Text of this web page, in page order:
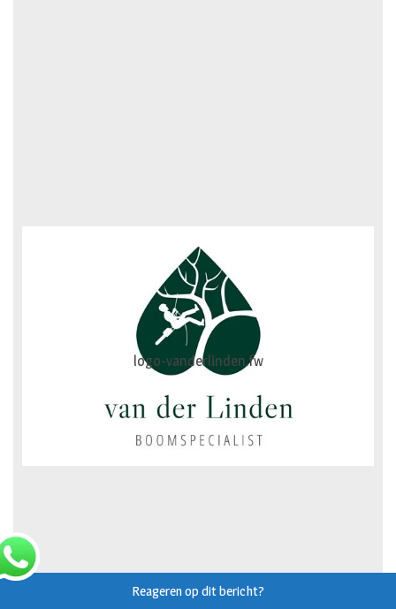
logo-vanderlinden.fw
diercentrum
Reageren op dit bericht?